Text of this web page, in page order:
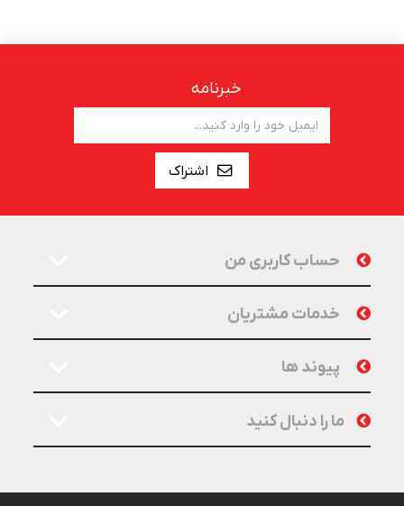
خبرنامه
اشتراک
حساب کاربری من
خدمات مشتریان
پیوند ها
ما را دنبال کنید